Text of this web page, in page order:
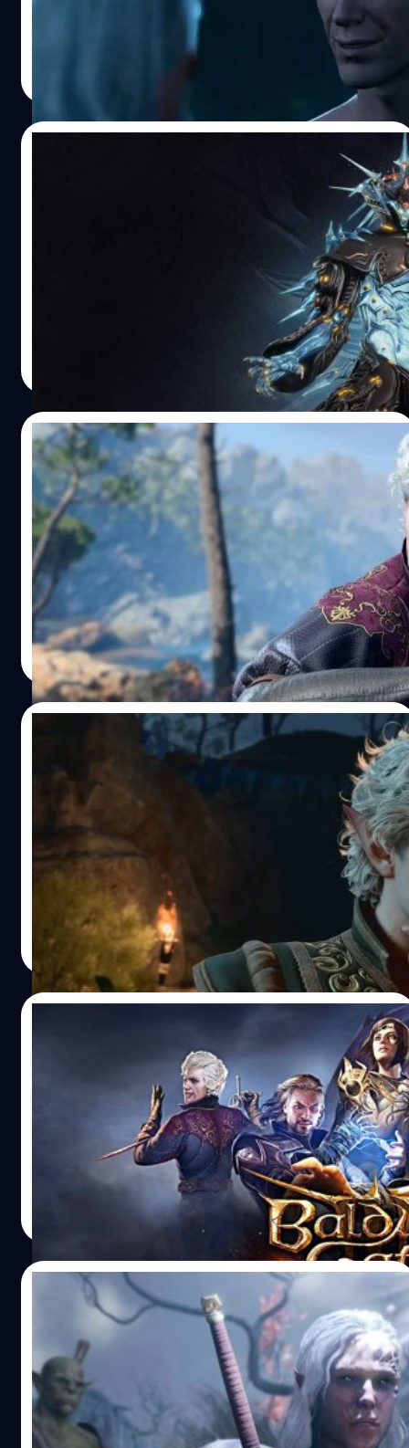
| 1018 days ago
แฟนเกม Warframe เดือด!! ราคาชุดสกิน
ฉลองครบรอบ 10 ปีแพงเกินเหตุ เอาไปซื้อ
จากงาน Tennocon 2023 ที่ Warframe ได้จัดเพื่อฉลองครบ
รอบ 10 ปีให้กับเกม ด้วยความที่เป็นงานครบรอบที่ยิ่งใหญ่
และ เกมส่วนใหญ่มักจะจัดอีเวนต์แจกไอเทมพิเศษให้กับผู้เล่น
ที่อยู่มาด้วยกันอย่างยาวนาน แต่สำหรับ Warframe แล้ว...
พวกเขากลับประกาศเปิดตัวชุดสกินที่มีราคาขายอยู่ที่ 89.99
เหรียญสหรัฐฯ แทน(ประมาณ 3,100 บาท) จึงทำให้แฟนเกม
จำนวนมากออกมาแสดงความไม่พอใจ
26/08/2023
[Guide] รวมแนวทางสำหรับมือใหม่ก่อนเริ่ม
เล่น Baldur’s Gate 3
รวมแนวทางสำหรับมือใหม่ ก่อนเริ่มเล่น Baldur's Gate 3 เพื่อ
ให้เริ่มต้นได้แบบไม่สับสน และสนุกไปกับเรื่องราวการผจญภัย
ใน Forgotten Realms มากขึ้น
ภควรรณ สัตยกิจกุล| 1079 days ago
Read More
เผยเบื้องหลังความสำเร็จของเกม Baldur’s
Gate 3 เพราะโฟกัสสิ่งที่อยากทำ ไม่สนใจนัก
ลงทุน
สื่อ Bloomberg เข้าสัมภาษณ์ 'สเวน วินค์' (Swen Vincke) ผู้
บริหารทีม Larian Studios และ ผู้กำกับ Bladur's Gate 3
เกี่ยวกับเบื้องหลังความสำเร็จที่ทำให้ Bladur's Gate 3 กลาย
เป็นเกมยอดนิยมในวงการเกมปัจจุบัน
กรณ์รัฐภาส ธนวัตไชยศรี| 1084 days ago
แฟนเกมเล่น Baldur’s Gate 3 จบภายในเวลา
แชร์คลิปลงช่อง Youtubeโชว์การเล่น Baldur's Gate 3 จบ
ภายในเวลาเพียง 10 นาทีกับอีก 3 วินาทีเท่านั้น
วงศกร ปฐมชัยวัฒน์ | 1089 days ago
15/08/2023
เกม Baldur’s Gate 3 บน PS5 จะแก้ไข Bug
ของเวอร์ชัน PC แล้ว
ผู้อำนวยการสร้างของเกมได้เปิดเผยว่า Baldur’s Gate 3 บน
Twitter ว่าเวอร์ชัน PS5 จะเป็นตัวที่อัปเดตล่าสุดที่ได้รับการ
ปรับปรุงแก้ไข Bug ทั้งหมด